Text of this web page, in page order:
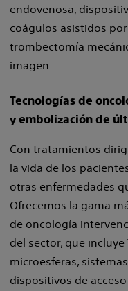
endovenosa,
coágulos asistidos
trombectomía
imagen.
Tecnologías de
y embolización de
Con tratamientos
la vida de los
otras enfermedades
Ofrecemos la gama
de oncología
del sector, que incluye
microesferas,
dispositivos de